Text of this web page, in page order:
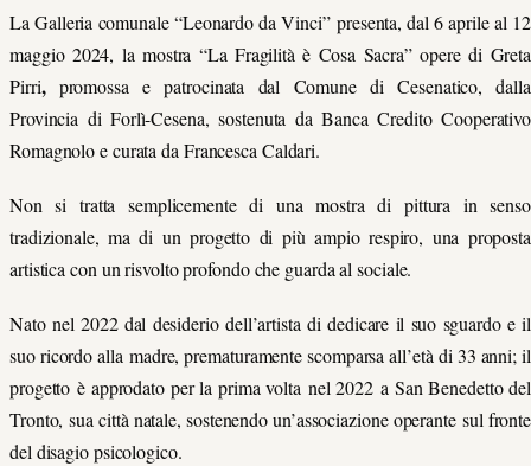
LaGalleria comunale “Leonardo da Vinci”presenta,dal 6 aprile al 12
maggio 2024, la mostra “La Fragilità è Cosa Sacra” opere di Greta
Pirri, promossa e patrocinata dal Comune di Cesenatico, dalla
Provincia di Forlì-Cesena, sostenuta daBanca Credito Cooperativo
Romagnoloe curata da Francesca Caldari.
Non si tratta semplicemente di una mostra di pittura in senso
tradizionale, ma di un progetto di più ampio respiro, una proposta
artistica con un risvolto profondo che guarda alsociale.
Nato nel 2022 dal desiderio dell’artista didedicare il suo sguardo e il
suo ricordoallamadre, prematuramente scomparsa all’età di 33 anni; il
progetto è approdato per la prima volta nel 2022 a San Benedetto del
Tronto, suacittà natale,sostenendoun’associazione operantesulfronte
deldisagio psicologico.